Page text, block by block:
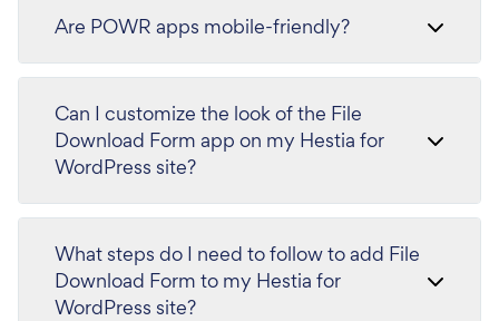
Are POWR apps mobile-friendly?
Can I customize the look of the File
Download Form app on my Hestia for
WordPress site?
What steps do I need to follow to add File
Download Form to my Hestia for
WordPress site?